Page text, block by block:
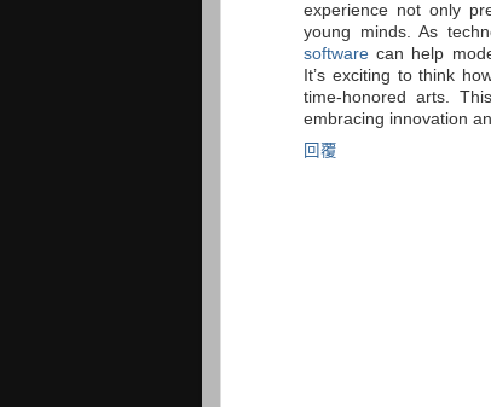
experience not only
young minds. As
software can help
It’s exciting to think
time-honored arts.
embracing innovation
回覆